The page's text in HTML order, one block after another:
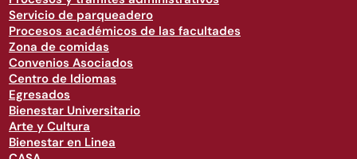
Servicio de parqueadero
Procesos académicos de las facultades
Zona de comidas
Convenios Asociados
Centro de Idiomas
Egresados
Bienestar Universitario
Arte y Cultura
Bienestar en Linea